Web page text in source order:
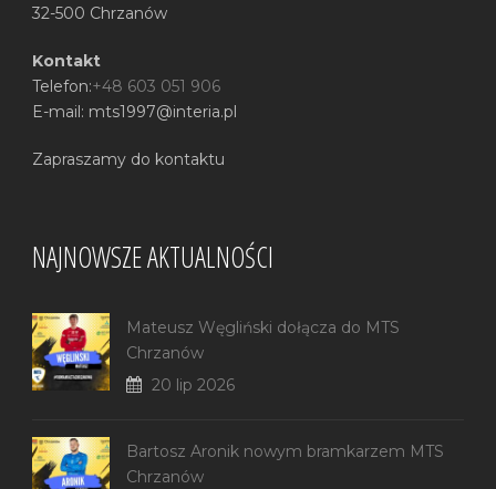
32-500 Chrzanów
Kontakt
Telefon:+48 603 051 906
E-mail: mts1997@interia.pl
Zapraszamy do kontaktu
NAJNOWSZE AKTUALNOŚCI
Mateusz Węgliński dołącza do MTS
Chrzanów
20 lip 2026
Bartosz Aronik nowym bramkarzem MTS
Chrzanów